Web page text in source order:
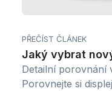
PŘEČÍST ČLÁNEK
Jaký vybrat
Detailní porovnání
Porovnejte si